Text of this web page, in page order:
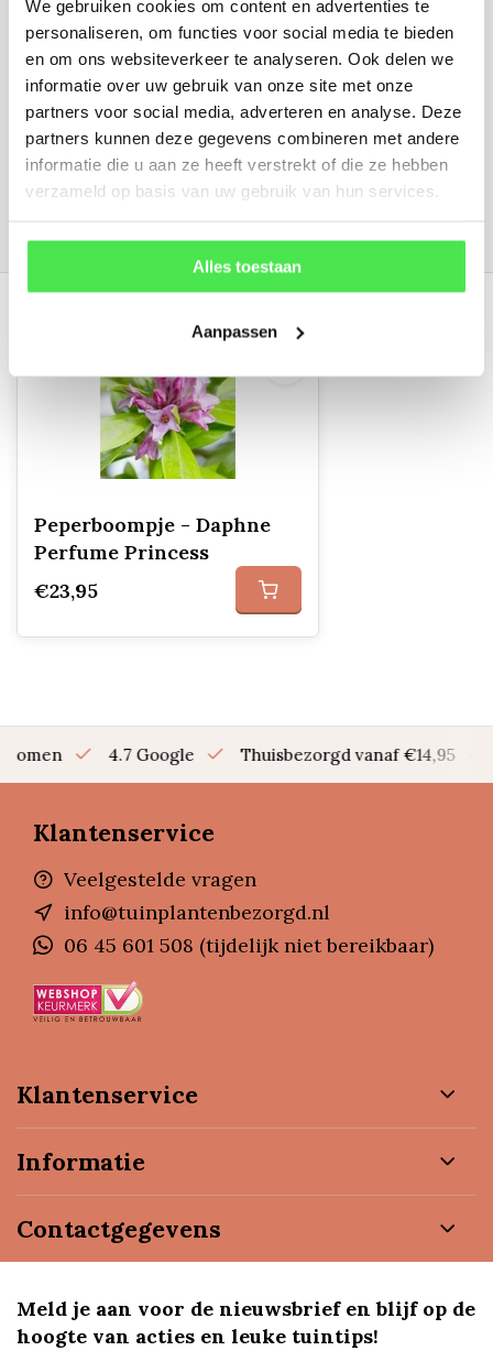
We gebruiken cookies om content en advertenties te
personaliseren, om functies voor social media te bieden
en om ons websiteverkeer te analyseren. Ook delen we
informatie over uw gebruik van onze site met onze
partners voor social media, adverteren en analyse. Deze
partners kunnen deze gegevens combineren met andere
informatie die u aan ze heeft verstrekt of die ze hebben
verzameld op basis van uw gebruik van hun services.
Alles toestaan
Aanpassen
kunnen u een foto sturen.
info@tuinplantenbezorgd.nl
06 45 601 508 (tijdelijk niet bereikbaar)
Recent bekeken
Peperboompje - Daphne
Perfume Princess
€23,95
bomen 4.7 Google Thuisbezorgd vanaf €14,95
Klantenservice
Veelgestelde vragen
info@tuinplantenbezorgd.nl
06 45 601 508 (tijdelijk niet bereikbaar)
Klantenservice
Informatie
Contactgegevens
Meld je aan voor de nieuwsbrief en blijf op de
hoogte van acties en leuke tuintips!